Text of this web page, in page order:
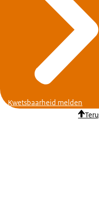
Kwetsbaarheid melden